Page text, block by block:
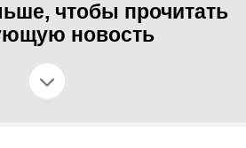
чтобы прочитать
новость